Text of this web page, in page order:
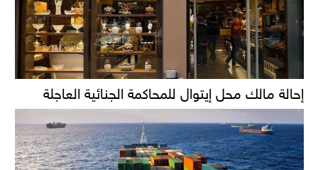
إحالة مالك محل إيتوال للمحاكمة الجنائية العاجلة